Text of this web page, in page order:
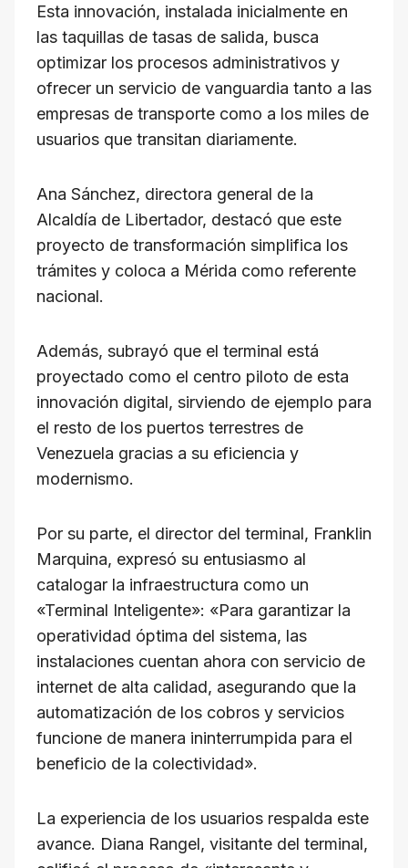
Esta innovación, instalada inicialmente en
las taquillas de tasas de salida, busca
optimizar los procesos administrativos y
ofrecer un servicio de vanguardia tanto a las
empresas de transporte como a los miles de
usuarios que transitan diariamente.
​Ana Sánchez, directora general de la
Alcaldía de Libertador, destacó que este
proyecto de transformación simplifica los
trámites y coloca a Mérida como referente
nacional.
Además, subrayó que el terminal está
proyectado como el centro piloto de esta
innovación digital, sirviendo de ejemplo para
el resto de los puertos terrestres de
Venezuela gracias a su eficiencia y
modernismo.
​Por su parte, el director del terminal, Franklin
Marquina, expresó su entusiasmo al
catalogar la infraestructura como un
«Terminal Inteligente»: «Para garantizar la
operatividad óptima del sistema, las
instalaciones cuentan ahora con servicio de
internet de alta calidad, asegurando que la
automatización de los cobros y servicios
funcione de manera ininterrumpida para el
beneficio de la colectividad».
​La experiencia de los usuarios respalda este
avance. Diana Rangel, visitante del terminal,